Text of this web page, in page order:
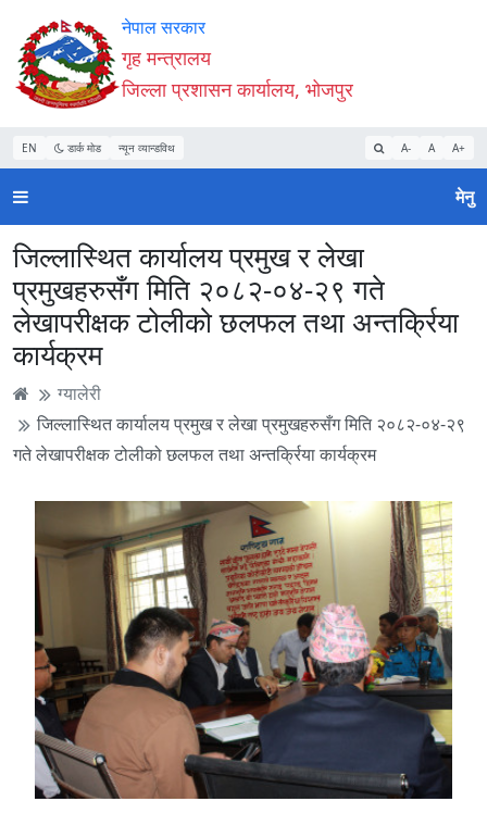
Accessibility
Mode
सुरु
गर्नुहोस्
सामाग्री
पढ्नुहाेस्
नेभिगेसन
पढ्नुहाेस्
वेबसाइट
खोजमा
जानुहोस्
नेपाल सरकार
गृह मन्त्रालय
जिल्ला प्रशासन कार्यालय, भोजपुर
EN डार्क मोड न्यून व्यान्डविथ A- A A+
मेनु
जिल्लास्थित कार्यालय प्रमुख र लेखा
प्रमुखहरुसँग मिति २०८२-०४-२९ गते
लेखापरीक्षक टोलीको छलफल तथा अन्तर्क्रिया
कार्यक्रम
ग्यालेरी
जिल्लास्थित कार्यालय प्रमुख र लेखा प्रमुखहरुसँग मिति २०८२-०४-२९
गते लेखापरीक्षक टोलीको छलफल तथा अन्तर्क्रिया कार्यक्रम